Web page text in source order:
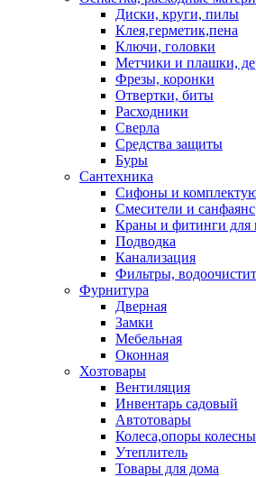
Диски, круги, пилы
Клея,герметик,пена
Ключи, головки
Метчики и плашки,
Фрезы, коронки
Отвертки, биты
Расходники
Сверла
Средства защиты
Буры
Сантехника
Сифоны и
Смесители и санфаянс
Краны и фитинги для
Подводка
Канализация
Фильтры,
Фурнитура
Дверная
Замки
Мебельная
Оконная
Хозтовары
Вентиляция
Инвентарь садовый
Автотовары
Колеса,опоры
Утеплитель
Товары для дома